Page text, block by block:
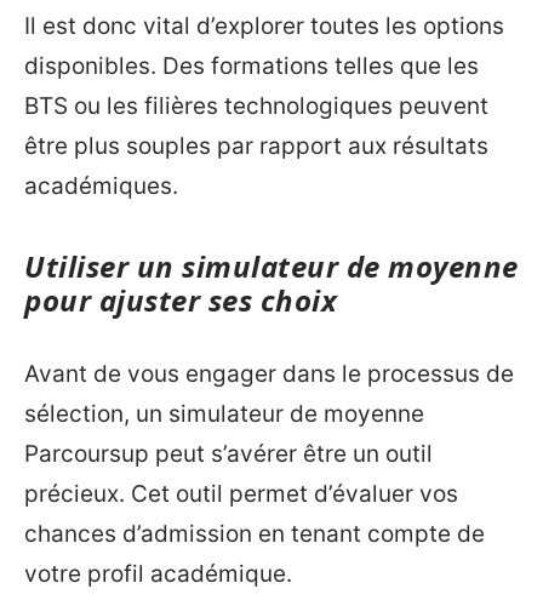
Il est donc vital d’explorer toutes les options
disponibles. Des formations telles que les
BTS ou les filières technologiques peuvent
être plus souples par rapport aux résultats
académiques.
Utiliser un simulateur de moyenne
pour ajuster ses choix
Avant de vous engager dans le processus de
sélection, un simulateur de moyenne
Parcoursup peut s’avérer être un outil
précieux. Cet outil permet d’évaluer vos
chances d’admission en tenant compte de
votre profil académique.